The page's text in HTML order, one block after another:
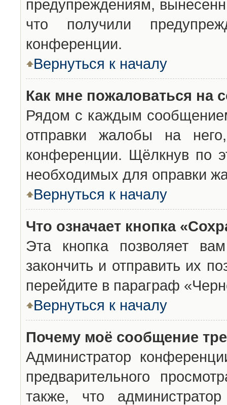
предупреждениям,
что получили
конференции.
Вернуться к началу
Как мне пожаловаться на
Рядом с каждым
отправки жалобы на
конференции. Щёлкнув по
необходимых для оправки
Вернуться к началу
Что означает кнопка
Эта кнопка позволяет
закончить и отправить их
перейдите в параграф
Вернуться к началу
Почему моё сообщение
Администратор
предварительного
также, что